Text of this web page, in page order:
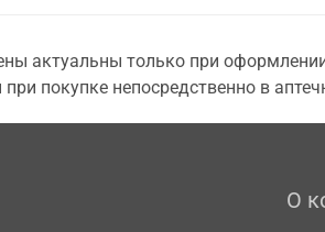
актуальны только при
покупке непосредственно в
О